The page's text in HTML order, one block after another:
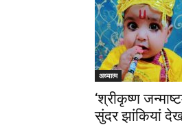
अध्यात्म
‘श्रीकृष्ण
सुंदर झांकियां